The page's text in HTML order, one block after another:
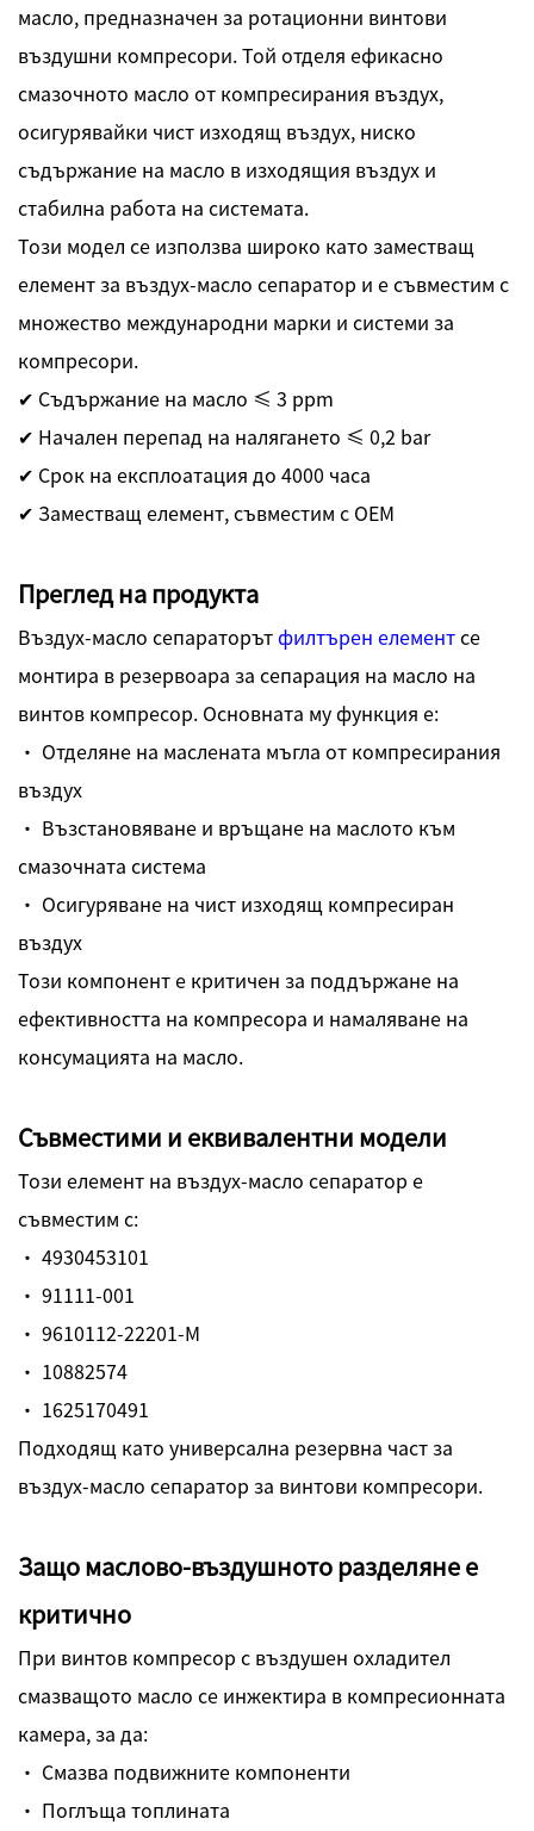
масло, предназначен за ротационни винтови
въздушни компресори. Той отделя ефикасно
смазочното масло от компресирания въздух,
осигурявайки чист изходящ въздух, ниско
съдържание на масло в изходящия въздух и
стабилна работа на системата.
Този модел се използва широко като заместващ
елемент за въздух-масло сепаратор и е съвместим с
множество международни марки и системи за
компресори.
✔ Съдържание на масло ≤ 3 ppm
✔ Начален перепад на налягането ≤ 0,2 bar
✔ Срок на експлоатация до 4000 часа
✔ Заместващ елемент, съвместим с OEM
Преглед на продукта
Въздух-масло сепараторътфилтърен елементсе
монтира в резервоара за сепарация на масло на
винтов компресор. Основната му функция е:
· Отделяне на маслената мъгла от компресирания
въздух
· Възстановяване и връщане на маслото към
смазочната система
· Осигуряване на чист изходящ компресиран
въздух
Този компонент е критичен за поддържане на
ефективността на компресора и намаляване на
консумацията на масло.
Съвместими и еквивалентни модели
Този елемент на въздух-масло сепаратор е
съвместим с:
· 4930453101
· 91111-001
· 9610112-22201-M
· 10882574
· 1625170491
Подходящ като универсална резервна част за
въздух-масло сепаратор за винтови компресори.
Защо маслово-въздушното разделяне е
критично
При винтов компресор с въздушен охладител
смазващото масло се инжектира в компресионната
камера, за да:
· Смазва подвижните компоненти
· Поглъща топлината